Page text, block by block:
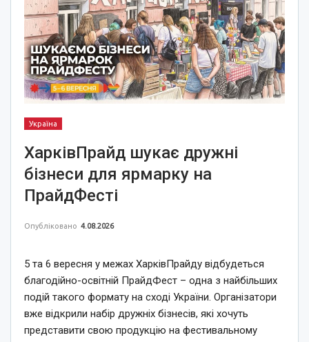
Україна
ХарківПрайд шукає дружні
бізнеси для ярмарку на
ПрайдФесті
Опубліковано 4.08.2026
5 та 6 вересня у межах ХарківПрайду відбудеться
благодійно-освітній ПрайдФест – одна з найбільших
подій такого формату на сході України. Організатори
вже відкрили набір дружніх бізнесів, які хочуть
представити свою продукцію на фестивальному